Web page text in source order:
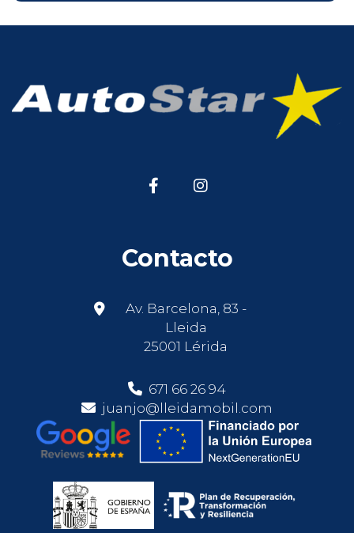
Contacto
Av. Barcelona, 83 -
Lleida
25001 Lérida
671 66 26 94
juanjo@lleidamobil.com